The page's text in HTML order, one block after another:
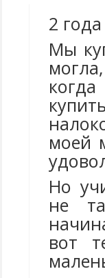
2
Мы
моей
Но
не
вот